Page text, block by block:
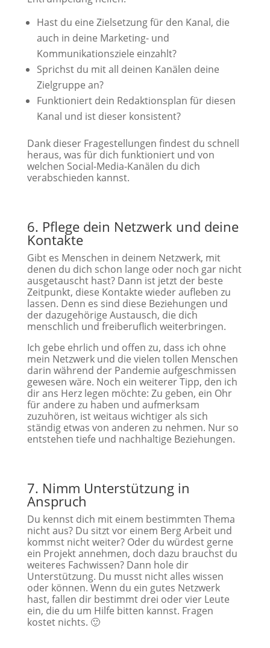
Hast du eine Zielsetzung für den Kanal, die
auch in deine Marketing- und
Kommunikationsziele einzahlt?
Sprichst du mit all deinen Kanälen deine
Zielgruppe an?
Funktioniert dein Redaktionsplan für diesen
Kanal und ist dieser konsistent?
Dank dieser Fragestellungen findest du schnell
heraus, was für dich funktioniert und von
welchen Social-Media-Kanälen du dich
verabschieden kannst.
6. Pflege dein Netzwerk und deine
Kontakte
Gibt es Menschen in deinem Netzwerk, mit
denen du dich schon lange oder noch gar nicht
ausgetauscht hast? Dann ist jetzt der beste
Zeitpunkt, diese Kontakte wieder aufleben zu
lassen. Denn es sind diese Beziehungen und
der dazugehörige Austausch, die dich
menschlich und freiberuflich weiterbringen.
Ich gebe ehrlich und offen zu, dass ich ohne
mein Netzwerk und die vielen tollen Menschen
darin während der Pandemie aufgeschmissen
gewesen wäre. Noch ein weiterer Tipp, den ich
dir ans Herz legen möchte: Zu geben, ein Ohr
für andere zu haben und aufmerksam
zuzuhören, ist weitaus wichtiger als sich
ständig etwas von anderen zu nehmen. Nur so
entstehen tiefe und nachhaltige Beziehungen.
7. Nimm Unterstützung in
Anspruch
Du kennst dich mit einem bestimmten Thema
nicht aus? Du sitzt vor einem Berg Arbeit und
kommst nicht weiter? Oder du würdest gerne
ein Projekt annehmen, doch dazu brauchst du
weiteres Fachwissen? Dann hole dir
Unterstützung. Du musst nicht alles wissen
oder können. Wenn du ein gutes Netzwerk
hast, fallen dir bestimmt drei oder vier Leute
ein, die du um Hilfe bitten kannst. Fragen
kostet nichts. 🙂